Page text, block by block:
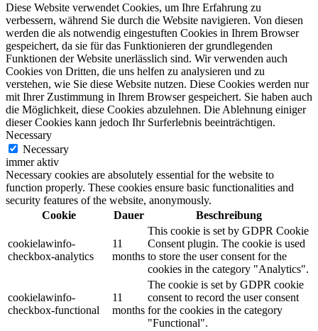
Diese Website verwendet Cookies, um Ihre Erfahrung zu
verbessern, während Sie durch die Website navigieren. Von diesen
werden die als notwendig eingestuften Cookies in Ihrem Browser
gespeichert, da sie für das Funktionieren der grundlegenden
Funktionen der Website unerlässlich sind. Wir verwenden auch
Cookies von Dritten, die uns helfen zu analysieren und zu
verstehen, wie Sie diese Website nutzen. Diese Cookies werden nur
mit Ihrer Zustimmung in Ihrem Browser gespeichert. Sie haben auch
die Möglichkeit, diese Cookies abzulehnen. Die Ablehnung einiger
dieser Cookies kann jedoch Ihr Surferlebnis beeinträchtigen.
Necessary
Necessary
immer aktiv
Necessary cookies are absolutely essential for the website to
function properly. These cookies ensure basic functionalities and
security features of the website, anonymously.
Cookie
Dauer Beschreibung
cookielawinfo-
checkbox-analytics
11
months
This cookie is set by GDPR Cookie
Consent plugin. The cookie is used
to store the user consent for the
cookies in the category "Analytics".
cookielawinfo-
checkbox-functional
11
months
The cookie is set by GDPR cookie
consent to record the user consent
for the cookies in the category
"Functional".